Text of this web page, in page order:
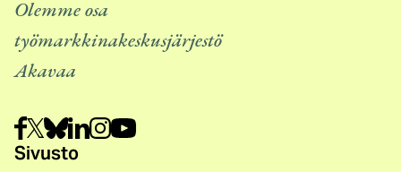
n
k
Olemme osa
työmarkkinakeskusjärjestö
Akavaa
Sivusto